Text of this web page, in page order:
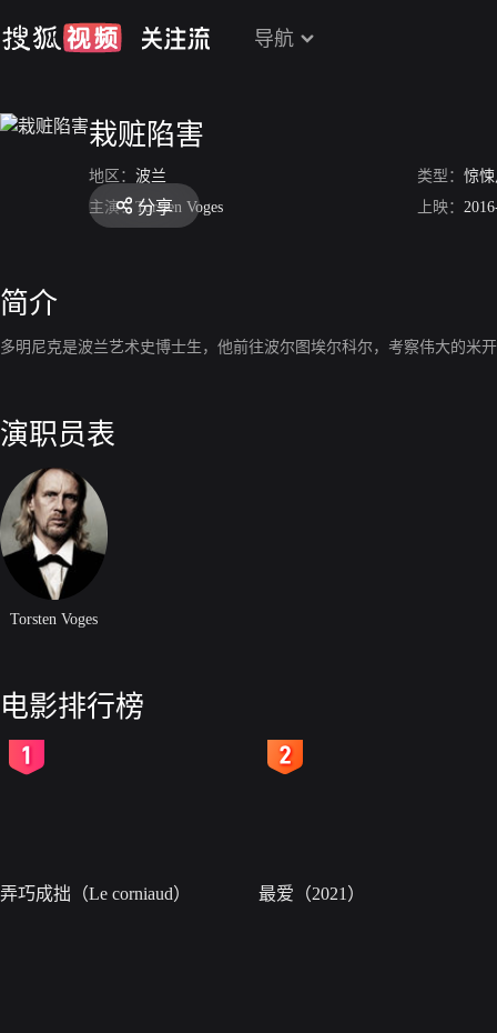
导航
栽赃陷害
地区： 波兰 类型： 惊
主演： Torsten Voges 上映：
分享
简介
多明尼克是波兰艺术史博士生，他前往波尔图埃尔科尔，考察伟大的米
演职员表
Torsten Voges
电影排行榜
弄巧成拙（Le corniaud） 最爱（2021）